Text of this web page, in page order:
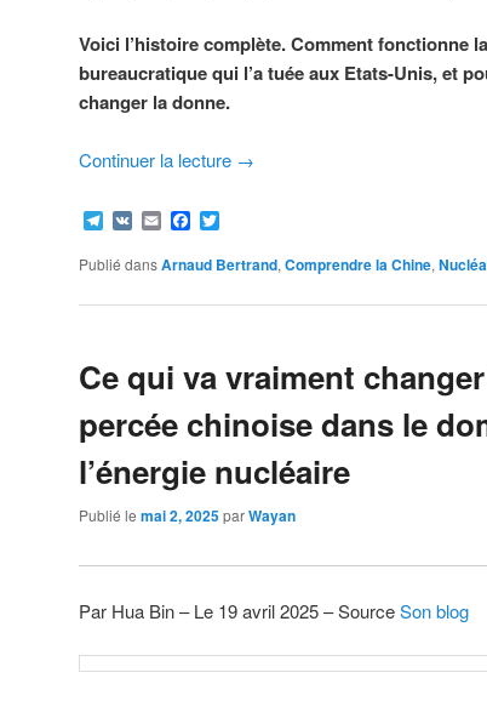
Voici l’histoire complète. Comment fonctionne
bureaucratique qui l’a tuée aux Etats-Unis, et
changer la donne.
Continuer la lecture →
Telegram
VK EmailFacebook
Publié dansArnaud Bertrand, Comprendre la Chine,
Ce qui va vraiment
percée chinoise dans le
l’énergie nucléaire
Publié le mai 2, 2025parWayan
Par Hua Bin – Le 19 avril 2025 – SourceSon blog